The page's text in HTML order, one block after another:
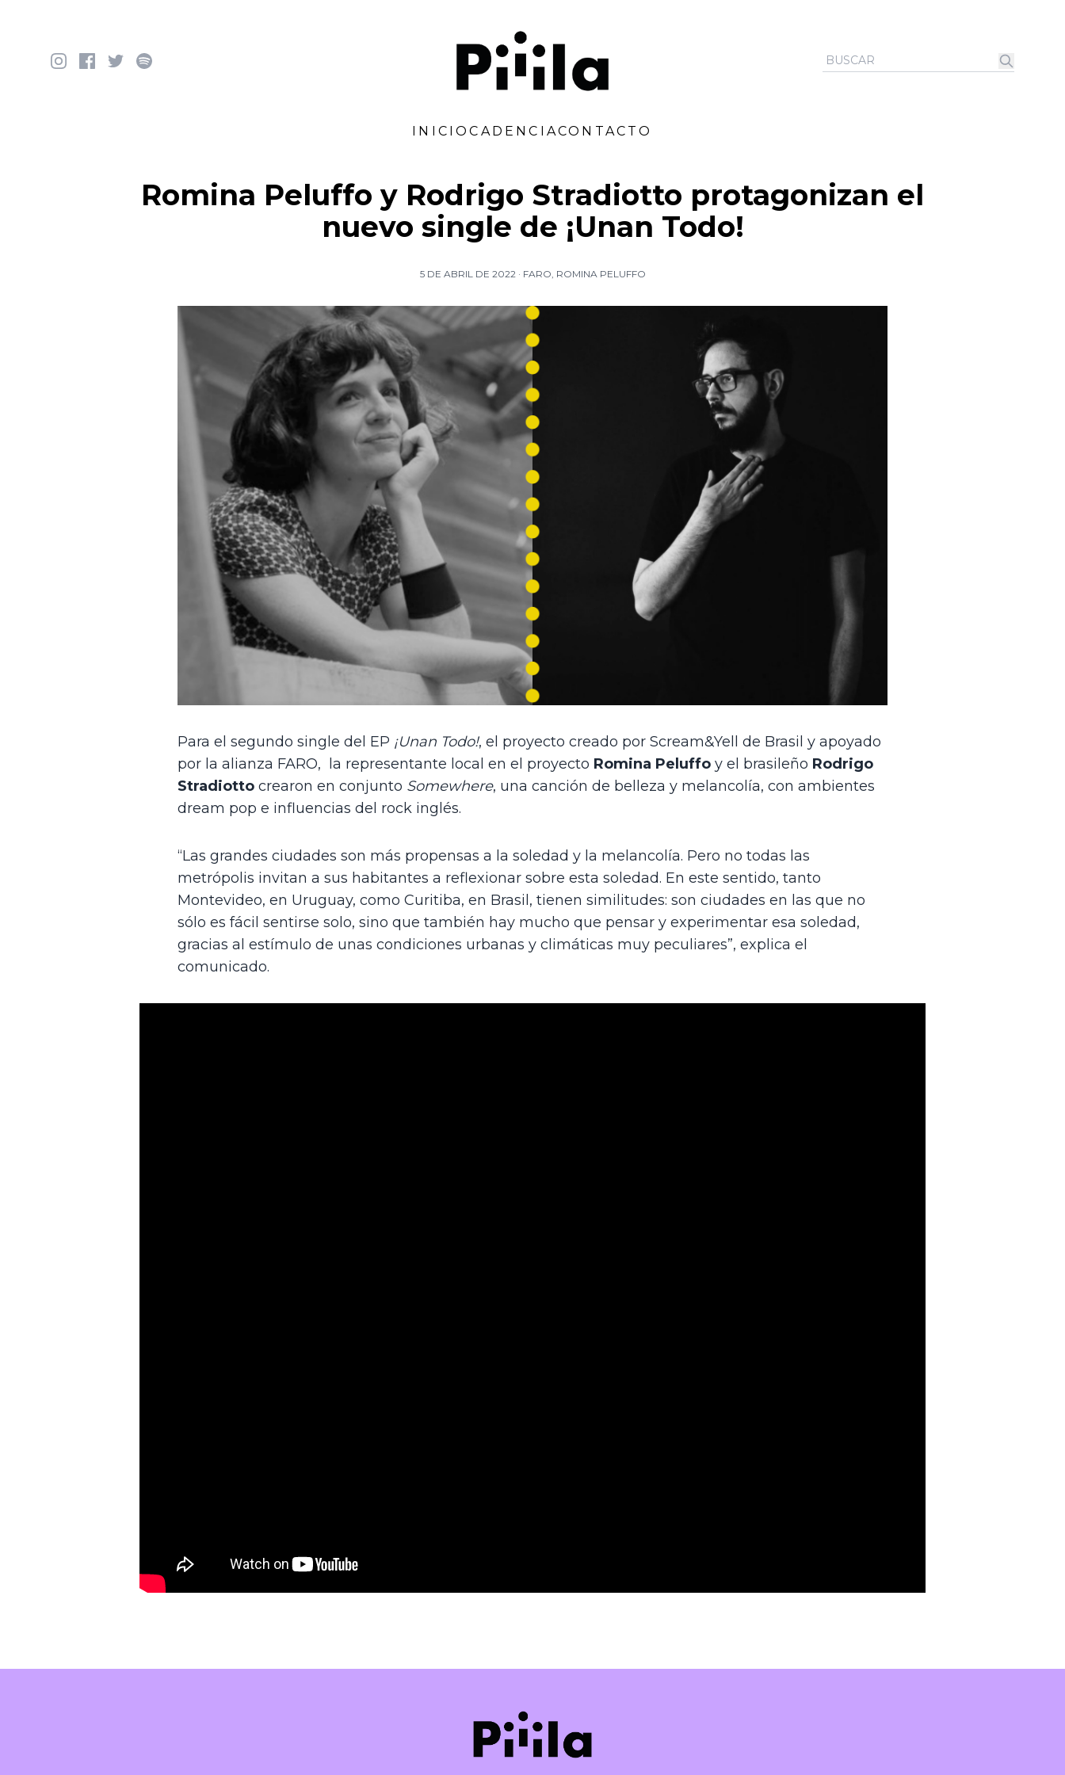
INICIOCADENCIACONTACTO
Romina Peluffo y Rodrigo Stradiotto protagonizan el
nuevo single de ¡Unan Todo!
5 DE ABRIL DE 2022 · FARO ROMINA PELUFFO
Para el segundo single del EP ¡Unan Todo!, el proyecto creado por Scream&Yell de Brasil y apoyado
por la alianza FARO,  la representante local en el proyecto Romina Peluffo y el brasileño Rodrigo
Stradiotto crearon en conjunto Somewhere, una canción de belleza y melancolía, con ambientes
dream pop e influencias del rock inglés.
“Las grandes ciudades son más propensas a la soledad y la melancolía. Pero no todas las
metrópolis invitan a sus habitantes a reflexionar sobre esta soledad. En este sentido, tanto
Montevideo, en Uruguay, como Curitiba, en Brasil, tienen similitudes: son ciudades en las que no
sólo es fácil sentirse solo, sino que también hay mucho que pensar y experimentar esa soledad,
gracias al estímulo de unas condiciones urbanas y climáticas muy peculiares”, explica el
comunicado.